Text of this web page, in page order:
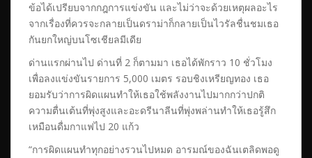
ข้อได้เปรียบจากกฎการแข่งขัน และไม่ว่าจะด้วยเหตุผลอะไร
จากเรื่องที่ควรจะกลายเป็นดราม่าก็กลายเป็นไวรัลชื่นชมเธอ
กันยกใหญ่บนโซเชียลมีเดีย
ด่านแรกผ่านไป ด่านที่ 2 ก็ตามมา เธอได้พักราว 10 ชั่วโมง
เพื่อลงแข่งขันรายการ 5,000 เมตร รอบชิงเหรียญทอง เธอ
ยอมรับว่าการผิดแผนทำให้เธอใช้พลังงานไปมากกว่าปกติ
ความตื่นเต้นที่พุ่งสูงและอะดรีนาลีนที่พุ่งพล่านทำให้เธอรู้สึก
เหมือนดื่มกาแฟไป 20 แก้ว
“การผิดแผนทำทุกอย่างรวนไปหมด อารมณ์ของฉันเตลิดพอดู